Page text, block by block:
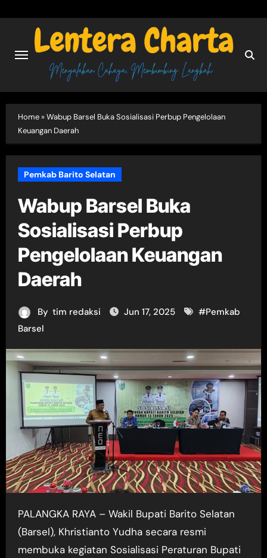
Home»Wabup Barsel Buka Sosialisasi Perbup Pengelolaan
Keuangan Daerah
Pemkab Barito Selatan
Wabup Barsel Buka
Sosialisasi Perbup
Pengelolaan Keuangan
Daerah
By tim redaksi Jun 17, 2025 #Pemkab
Barsel
PALANGKA RAYA – Wakil Bupati Barito Selatan
(Barsel), Khristianto Yudha secara resmi
membuka kegiatan Sosialisasi Peraturan Bupati